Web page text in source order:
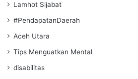
Lamhot Sijabat
#PendapatanDaerah
Aceh Utara
Tips Menguatkan Mental
disabilitas